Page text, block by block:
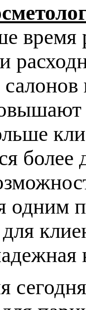
время
одним